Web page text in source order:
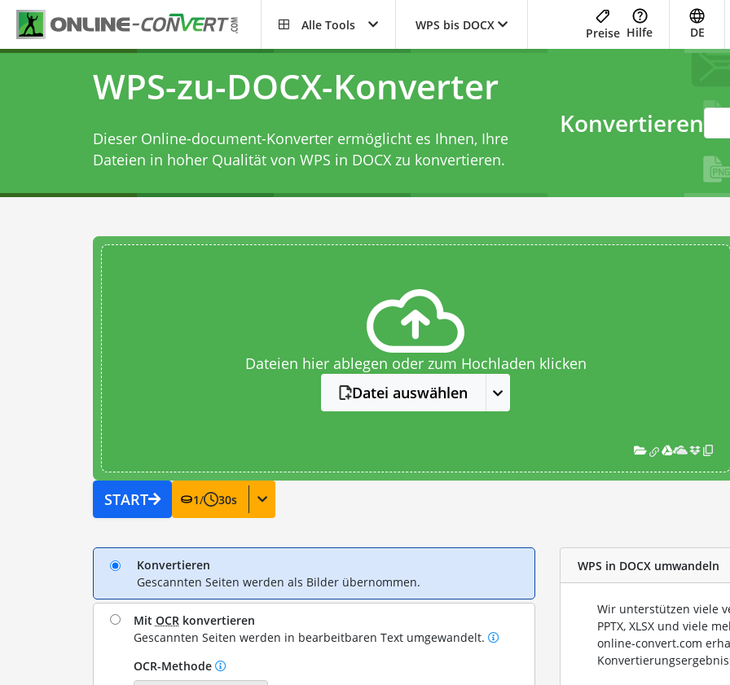
Alle Tools WPS bis DOCX
Preise Hilfe DE
WPS-zu-DOCX-Konverter
Dieser Online-document-Konverter ermöglicht es Ihnen, Ihre
Dateien in hoher Qualität von WPS in DOCX zu konvertieren.
Konvertieren
Dateien hier ablegen oder zum Hochladen klicken
Datei auswählen
START 1/ 30s
Konvertieren
Gescannten Seiten werden als Bilder übernommen.
Mit OCRkonvertieren
Gescannten Seiten werden in bearbeitbaren Text umgewandelt.
OCR-Methode
WPS in DOCX umwandeln
Wir unterstützen viele
PPTX, XLSX und viele
online-convert.com